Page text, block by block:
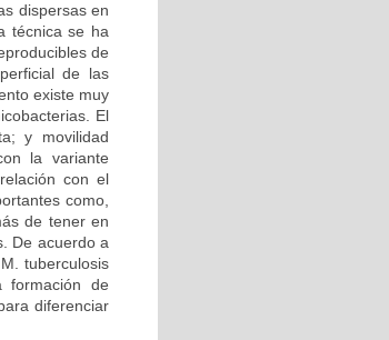
dispersas en
técnica se ha
de
de las
existe muy
El
y movilidad
la variante
con el
como,
de tener en
De acuerdo a
tuberculosis
formación de
diferenciar